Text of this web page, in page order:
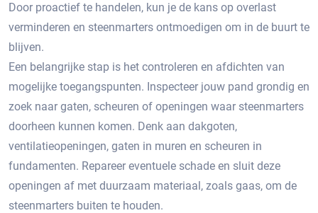
Door proactief te handelen, kun je de kans op overlast
verminderen en steenmarters ontmoedigen om in de buurt te
blijven.
Een belangrijke stap is het controleren en afdichten van
mogelijke toegangspunten.​ Inspecteer jouw pand grondig en
zoek naar gaten, scheuren of openingen waar steenmarters
doorheen kunnen komen.​ Denk aan dakgoten,
ventilatieopeningen, gaten in muren en scheuren in
fundamenten. Repareer eventuele schade en sluit deze
openingen af met duurzaam materiaal, zoals gaas, om de
steenmarters buiten te houden.​